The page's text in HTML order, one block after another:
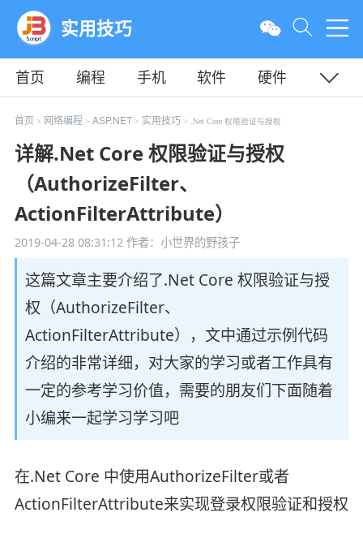
实用技巧
首页 编程 手机 软件
硬件
教程
平面 服务器
首页 > 网络编程 > ASP.NET > 实用技巧 > .Net Core 权限验证与授权
详解.Net Core 权限验证与授权
（AuthorizeFilter、
ActionFilterAttribute）
2019-04-28 08:31:12作者：小世界的野孩子
这篇文章主要介绍了.Net Core 权限验证与授
权（AuthorizeFilter、
ActionFilterAttribute），文中通过示例代码
介绍的非常详细，对大家的学习或者工作具有
一定的参考学习价值，需要的朋友们下面随着
小编来一起学习学习吧
在.Net Core 中使用AuthorizeFilter或者
ActionFilterAttribute来实现登录权限验证和授权